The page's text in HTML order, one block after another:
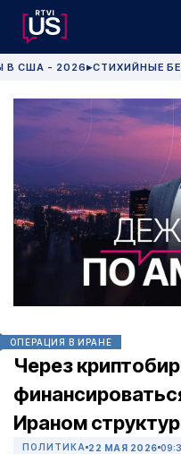
В США - 2026 ▶СТИХИЙНЫЕ
ОПЕРАЦИЯ В ИРАНЕ
Через
Ираном
ПОЛИТИКА 22 МАЯ 2026